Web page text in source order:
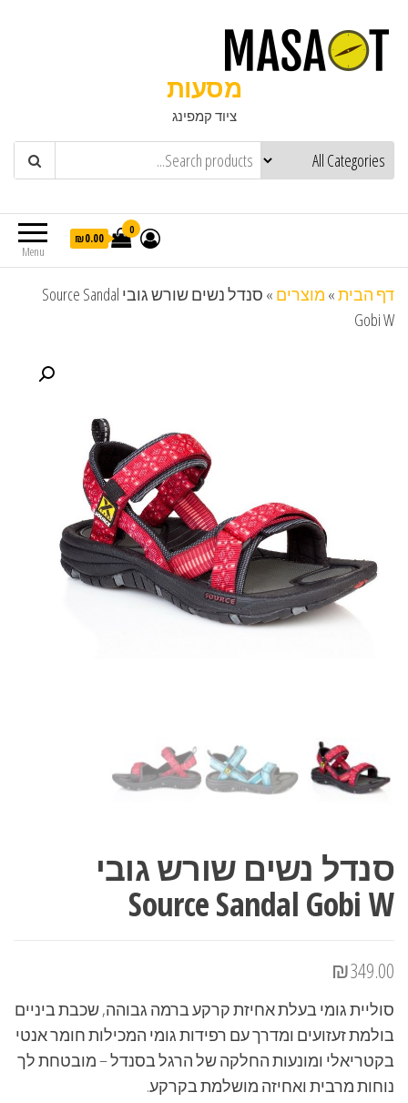
מסעות
ציוד קמפינג
Menu
0
₪0.00
דף הבית» מוצרים »
סנדל נשים שורש גובי Source Sandal
Gobi W
סנדל נשים שורש גובי
Source Sandal Gobi W
₪349.00
סוליית גומי בעלת אחיזת קרקע ברמה גבוהה, שכבת ביניים
בולמת זעזועים ומדרך עם רפידות גומי המכילות חומר אנטי
בקטריאלי ומונעות החלקה של הרגל בסנדל – מובטחת לך
נוחות מרבית ואחיזה מושלמת בקרקע.